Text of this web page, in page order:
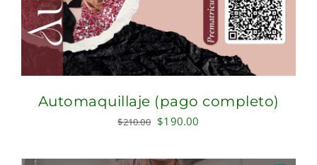
Automaquillaje (pago completo)
$210.00 Original
was:
$190.00
is: